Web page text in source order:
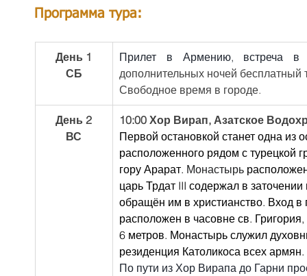
Программа тура:
День 1
СБ
Прилет в Армению, встреча в
дополнительных ночей бесплатный
Свободное время в городе.
День 2
ВС
10:00 Хор Вирап, Азатское
Первой остановкой станет одна
расположенного рядом с турецкой
гору Арарат. Монастырь
царь Трдат III содержал в
обращён им в христианство. Вход
расположен в часовне св.
6 метров. Монастырь служил
резиденция Католикоса всех армян.
По пути из Хор Вирапа до Гарни